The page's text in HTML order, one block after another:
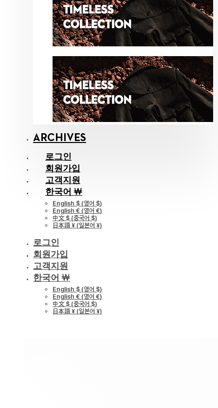
ARCHIVES
로그인
회원가입
고객지원
한국어 ￦
English $ (영어 $)
English € (영어 €)
中文 $ (중국어 $)
日本語 ¥ (일본어 ¥)
로그인
회원가입
고객지원
한국어 ￦
English $ (영어 $)
English € (영어 €)
中文 $ (중국어 $)
日本語 ¥ (일본어 ¥)